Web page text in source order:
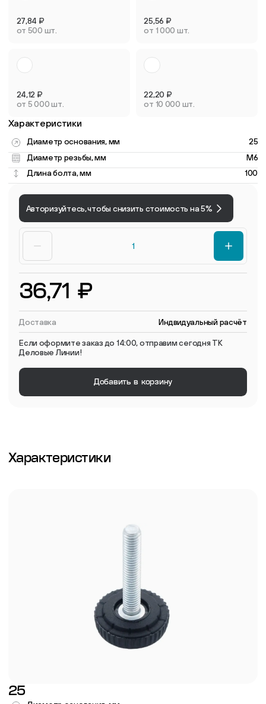
27,84 ₽
от 500 шт.
25,56 ₽
от 1 000 шт.
24,12 ₽
от 5 000 шт.
22,20 ₽
от 10 000 шт.
Характеристики
Диаметр основания, мм
25
Диаметр резьбы, мм
M6
Длина болта, мм
100
Авторизуйтесь, чтобы снизить стоимость на 5%
36,71 ₽
Доставка Индвидуальный расчёт
Если оформите заказ до 14:00, отправим сегодня ТК
Деловые Линии!
Добавить в корзину
Характеристики
25